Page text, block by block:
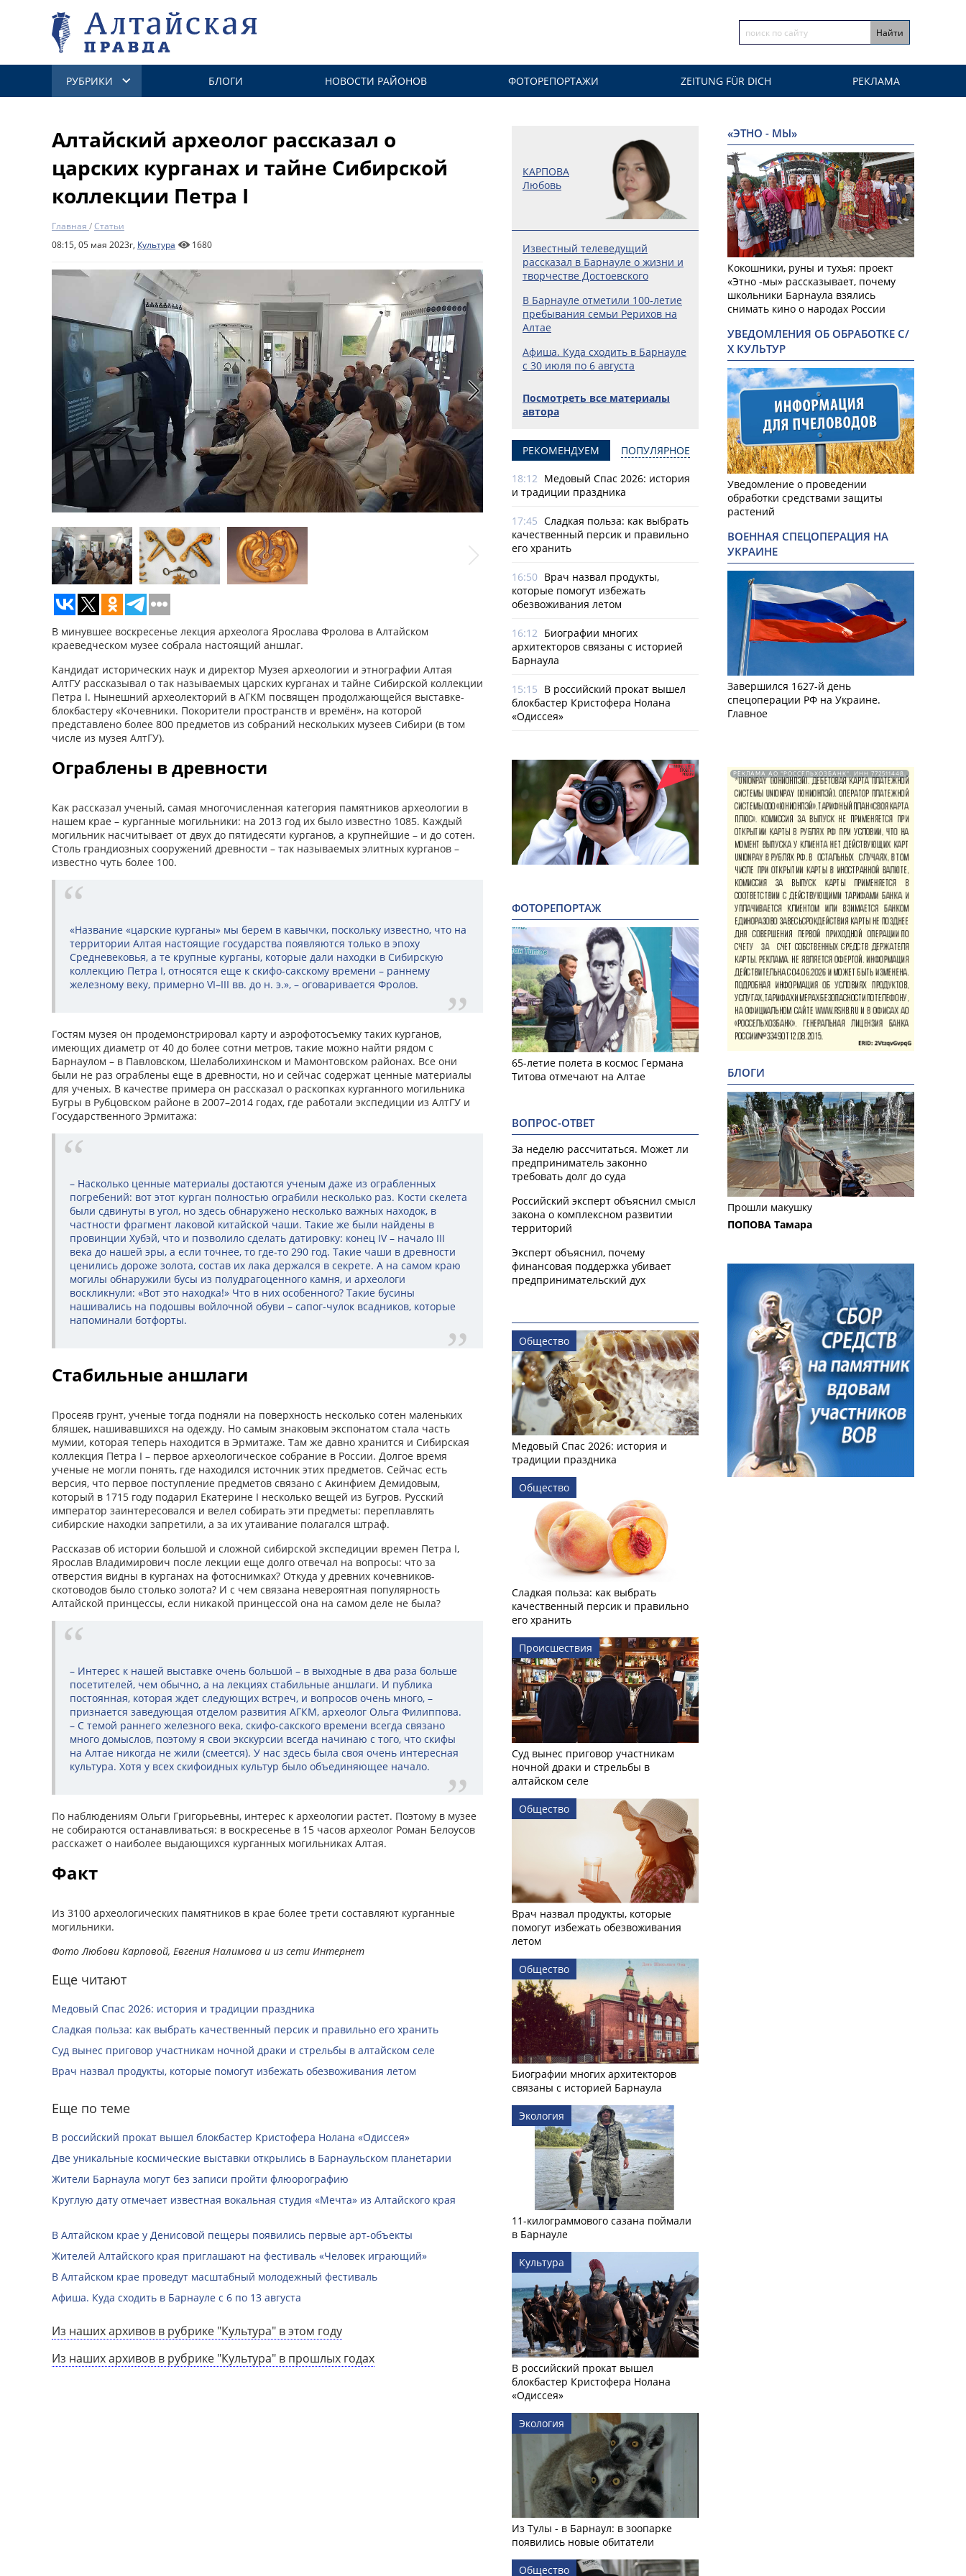
РУБРИКИ БЛОГИ НОВОСТИ РАЙОНОВ ФОТОРЕПОРТАЖИ ZEITUNG FÜR DICH РЕКЛАМА
Алтайский археолог рассказал о
царских курганах и тайне Сибирской
коллекции Петра I
Главная /Статьи
08:15, 05 мая 2023г, Культура 1680
В минувшее воскресенье лекция археолога Ярослава Фролова в Алтайском
краеведческом музее собрала настоящий аншлаг.
Кандидат исторических наук и директор Музея археологии и этнографии Алтая
АлтГУ рассказывал о так называемых царских курганах и тайне Сибирской коллекции
Петра I. Нынешний археолекторий в АГКМ посвящен продолжающейся выставке-
блокбастеру «Кочевники. Покорители пространств и времён», на которой
представлено более 800 предметов из собраний нескольких музеев Сибири (в том
числе из музея АлтГУ).
Ограблены в древности
Как рассказал ученый, самая многочисленная категория памятников археологии в
нашем крае – курганные могильники: на 2013 год их было известно 1085. Каждый
могильник насчитывает от двух до пятидесяти курганов, а крупнейшие – и до сотен.
Столь грандиозных сооружений древности – так называемых элитных курганов –
известно чуть более 100.
«Название «царские курганы» мы берем в кавычки, поскольку известно, что на
территории Алтая настоящие государства появляются только в эпоху
Средневековья, а те крупные курганы, которые дали находки в Сибирскую
коллекцию Петра I, относятся еще к скифо-сакскому времени – раннему
железному веку, примерно VI–III вв. до н. э.», – оговаривается Фролов.
Гостям музея он продемонстрировал карту и аэрофотосъемку таких курганов,
имеющих диаметр от 40 до более сотни метров, такие можно найти рядом с
Барнаулом – в Павловском, Шелаболихинском и Мамонтовском районах. Все они
были не раз ограблены еще в древности, но и сейчас содержат ценные материалы
для ученых. В качестве примера он рассказал о раскопках курганного могильника
Бугры в Рубцовском районе в 2007–2014 годах, где работали экспедиции из АлтГУ и
Государственного Эрмитажа:
– Насколько ценные материалы достаются ученым даже из ограбленных
погребений: вот этот курган полностью ограбили несколько раз. Кости скелета
были сдвинуты в угол, но здесь обнаружено несколько важных находок, в
частности фрагмент лаковой китайской чаши. Такие же были найдены в
провинции Хубэй, что и позволило сделать датировку: конец IV – начало III
века до нашей эры, а если точнее, то где-то 290 год. Такие чаши в древности
ценились дороже золота, состав их лака держался в секрете. А на самом краю
могилы обнаружили бусы из полудрагоценного камня, и археологи
воскликнули: «Вот это находка!» Что в них особенного? Такие бусины
нашивались на подошвы войлочной обуви – сапог-чулок всадников, которые
напоминали ботфорты.
Стабильные аншлаги
Просеяв грунт, ученые тогда подняли на поверхность несколько сотен маленьких
бляшек, нашивавшихся на одежду. Но самым знаковым экспонатом стала часть
мумии, которая теперь находится в Эрмитаже. Там же давно хранится и Сибирская
коллекция Петра I – первое археологическое собрание в России. Долгое время
ученые не могли понять, где находился источник этих предметов. Сейчас есть
версия, что первое поступление предметов связано с Акинфием Демидовым,
который в 1715 году подарил Екатерине I несколько вещей из Бугров. Русский
император заинтересовался и велел собирать эти предметы: переплавлять
сибирские находки запретили, а за их утаивание полагался штраф.
Рассказав об истории большой и сложной сибирской экспедиции времен Петра I,
Ярослав Владимирович после лекции еще долго отвечал на вопросы: что за
отверстия видны в курганах на фотоснимках? Откуда у древних кочевников-
скотоводов было столько золота? И с чем связана невероятная популярность
Алтайской принцессы, если никакой принцессой она на самом деле не была?
– Интерес к нашей выставке очень большой – в выходные в два раза больше
посетителей, чем обычно, а на лекциях стабильные аншлаги. И публика
постоянная, которая ждет следующих встреч, и вопросов очень много, –
признается заведующая отделом развития АГКМ, археолог Ольга Филиппова.
– С темой раннего железного века, скифо-сакского времени всегда связано
много домыслов, поэтому я свои экскурсии всегда начинаю с того, что скифы
на Алтае никогда не жили (смеется). У нас здесь была своя очень интересная
культура. Хотя у всех скифоидных культур было объединяющее начало.
По наблюдениям Ольги Григорьевны, интерес к археологии растет. Поэтому в музее
не собираются останавливаться: в воскресенье в 15 часов археолог Роман Белоусов
расскажет о наиболее выдающихся курганных могильниках Алтая.
Факт
Из 3100 археологических памятников в крае более трети составляют курганные
могильники.
Фото Любови Карповой, Евгения Налимова и из сети Интернет
Еще читают
Медовый Спас 2026: история и традиции праздника
Сладкая польза: как выбрать качественный персик и правильно его хранить
Суд вынес приговор участникам ночной драки и стрельбы в алтайском селе
Врач назвал продукты, которые помогут избежать обезвоживания летом
Еще по теме
В российский прокат вышел блокбастер Кристофера Нолана «Одиссея»
Две уникальные космические выставки открылись в Барнаульском планетарии
Жители Барнаула могут без записи пройти флюорографию
Круглую дату отмечает известная вокальная студия «Мечта» из Алтайского края
В Алтайском крае у Денисовой пещеры появились первые арт-объекты
Жителей Алтайского края приглашают на фестиваль «Человек играющий»
В Алтайском крае проведут масштабный молодежный фестиваль
Афиша. Куда сходить в Барнауле с 6 по 13 августа
Из наших архивов в рубрике "Культура" в этом году
Из наших архивов в рубрике "Культура" в прошлых годах
КАРПОВА
Любовь
Известный телеведущий
рассказал в Барнауле о жизни и
творчестве Достоевского
В Барнауле отметили 100‑летие
пребывания семьи Рерихов на
Алтае
Афиша. Куда сходить в Барнауле
с 30 июля по 6 августа
Посмотреть все материалы
автора
РЕКОМЕНДУЕМ ПОПУЛЯРНОЕ
18:12 Медовый Спас 2026: история
и традиции праздника
17:45 Сладкая польза: как выбрать
качественный персик и правильно
его хранить
16:50 Врач назвал продукты,
которые помогут избежать
обезвоживания летом
16:12 Биографии многих
архитекторов связаны с историей
Барнаула
15:15 В российский прокат вышел
блокбастер Кристофера Нолана
«Одиссея»
ФОТОРЕПОРТАЖ
65-летие полета в космос Германа
Титова отмечают на Алтае
ВОПРОС-ОТВЕТ
За неделю рассчитаться. Может ли
предприниматель законно
требовать долг до суда
Российский эксперт объяснил смысл
закона о комплексном развитии
территорий
Эксперт объяснил, почему
финансовая поддержка убивает
предпринимательский дух
Общество
Медовый Спас 2026: история и
традиции праздника
Общество
Сладкая польза: как выбрать
качественный персик и правильно
его хранить
Происшествия
Суд вынес приговор участникам
ночной драки и стрельбы в
алтайском селе
Общество
Врач назвал продукты, которые
помогут избежать обезвоживания
летом
Общество
Биографии многих архитекторов
связаны с историей Барнаула
Экология
11-килограммового сазана поймали
в Барнауле
Культура
В российский прокат вышел
блокбастер Кристофера Нолана
«Одиссея»
Экология
Из Тулы - в Барнаул: в зоопарке
появились новые обитатели
Общество
«ЭТНО - МЫ»
Кокошники, руны и тухья: проект
«Этно -мы» рассказывает, почему
школьники Барнаула взялись
снимать кино о народах России
УВЕДОМЛЕНИЯ ОБ ОБРАБОТКЕ С/
Х КУЛЬТУР
Уведомление о проведении
обработки средствами защиты
растений
ВОЕННАЯ СПЕЦОПЕРАЦИЯ НА
УКРАИНЕ
Завершился 1627-й день
спецоперации РФ на Украине.
Главное
РЕКЛАМА АО "РОССЕЛЬХОЗБАНК". ИНН 772511448.
БЛОГИ
Прошли макушку
ПОПОВА Тамара